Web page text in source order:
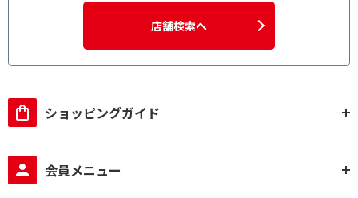
店舗検索へ
ショッピングガイド
会員メニュー